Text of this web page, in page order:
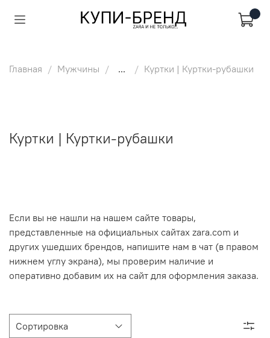
Главная Мужчины ... Куртки | Куртки-рубашки
Куртки | Куртки-рубашки
Если вы не нашли на нашем сайте товары,
представленные на официальных сайтах zara.com и
других ушедших брендов, напишите нам в чат (в правом
нижнем углу экрана), мы проверим наличие и
оперативно добавим их на сайт для оформления заказа.